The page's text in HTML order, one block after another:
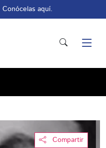
Conócelas aquí.
Compartir